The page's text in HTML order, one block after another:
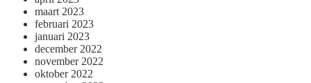
maart 2023
februari 2023
januari 2023
december 2022
november 2022
oktober 2022